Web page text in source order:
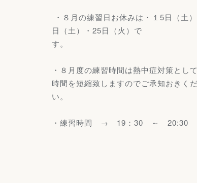
・８月の練習日お休みは・１5日（土
日（土）・25日（火）で
す。
・８月度の練習時間は熱中症対策とし
時間を短縮致しますのでご承知おきく
い。
・練習時間 → 19：30 ～ 20:30